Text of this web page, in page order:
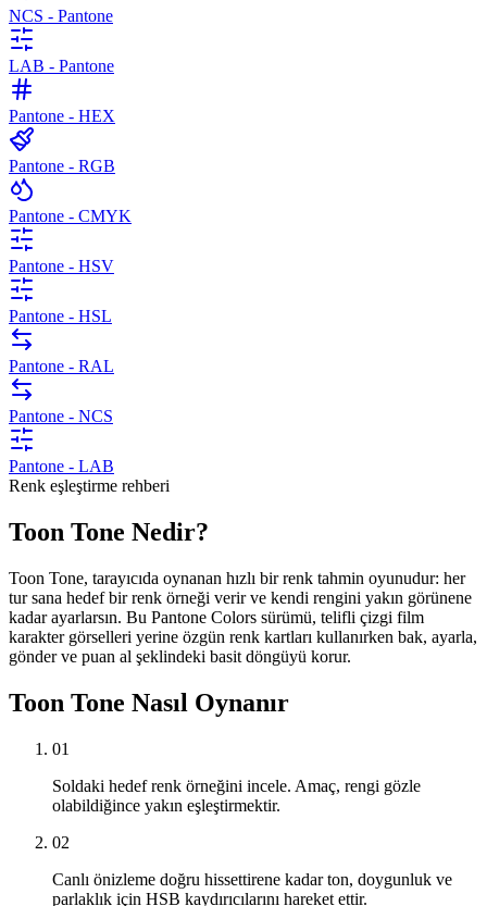
NCS - Pantone
LAB - Pantone
Pantone - HEX
Pantone - RGB
Pantone - CMYK
Pantone - HSV
Pantone - HSL
Pantone - RAL
Pantone - NCS
Pantone - LAB
Renk eşleştirme rehberi
Toon Tone Nedir?
Toon Tone, tarayıcıda oynanan hızlı bir renk tahmin oyunudur: her
tur sana hedef bir renk örneği verir ve kendi rengini yakın görünene
kadar ayarlarsın. Bu Pantone Colors sürümü, telifli çizgi film
karakter görselleri yerine özgün renk kartları kullanırken bak, ayarla,
gönder ve puan al şeklindeki basit döngüyü korur.
Toon Tone Nasıl Oynanır
01
Soldaki hedef renk örneğini incele. Amaç, rengi gözle
olabildiğince yakın eşleştirmektir.
02
Canlı önizleme doğru hissettirene kadar ton, doygunluk ve
parlaklık için HSB kaydırıcılarını hareket ettir.